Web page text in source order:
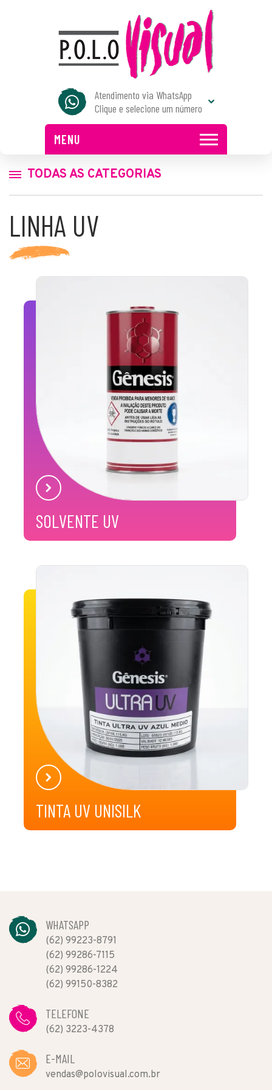
MENU
Atendimento via WhatsApp
Clique e selecione um número
TODAS AS CATEGORIAS
LINHA UV
SOLVENTE UV
TINTA UV UNISILK
WHATSAPP
(62) 99223-8791
(62) 99286-7115
(62) 99286-1224
(62) 99150-8382
TELEFONE
(62) 3223-4378
E-MAIL
vendas@polovisual.com.br